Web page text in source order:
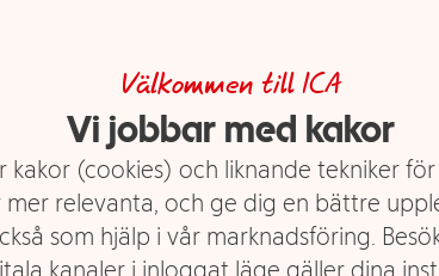
220gVälkommen till ICA
Vi jobbar med kakor
kakor (cookies) och liknande tekniker
mer relevanta, och ge dig en bättre
som hjälp i vår marknadsföring.
kanaler i inloggat läge gäller dina